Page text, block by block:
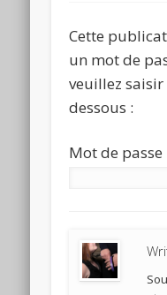
Cette
un mot de
veuillez
dessous :
Mot de passe